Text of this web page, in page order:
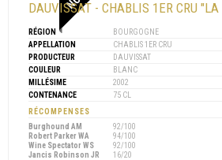
DAUVISSAT - CHABLIS 1ER CRU
RÉGION
BOURGOGNE
APPELLATION
CHABLIS 1ER CRU
PRODUCTEUR
DAUVISSAT
COULEUR
BLANC
MILLÉSIME
2002
CONTENANCE
75 CL
RÉCOMPENSES
Burghound AM
92/100
Robert Parker WA
94/100
Wine Spectator WS
92/100
Jancis Robinson JR
16/20